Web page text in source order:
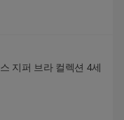
지퍼 브라 컬렉션 4세